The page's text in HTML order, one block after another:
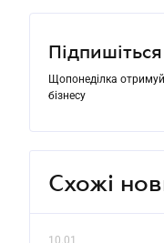
Щопонеділка
бізнесу
Схожі
10.01